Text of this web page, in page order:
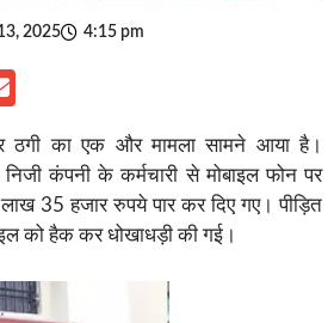
2025 4:15 pm
ठगी का एक और मामला सामने आया है।
निजी कंपनी के कर्मचारी से मोबाइल फोन पर
35 हजार रुपये पार कर दिए गए। पीड़ित
को हैक कर धोखाधड़ी की गई।